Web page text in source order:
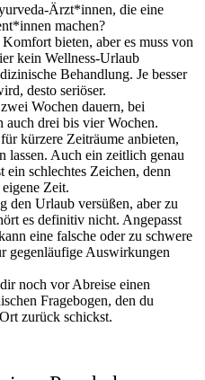
Ärzt*innen, die eine
machen?
bieten, aber es muss von
kein Wellness-Urlaub
Behandlung. Je besser
desto seriöser.
Wochen dauern, bei
auch drei bis vier Wochen.
kürzere Zeiträume anbieten,
lassen. Auch ein zeitlich genau
schlechtes Zeichen, denn
Zeit.
den Urlaub versüßen, aber zu
es definitiv nicht. Angepasst
eine falsche oder zu schwere
gegenläufige Auswirkungen
noch vor Abreise einen
Fragebogen, den du
zurück schickst.